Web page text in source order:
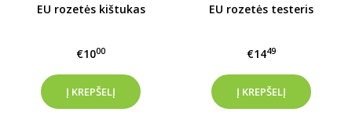
EU rozetės kištukas
€1000
EU rozetės testeris
€1449